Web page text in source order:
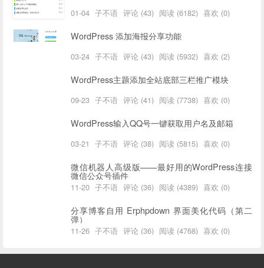
01-04 子不语 评论 (43) 阅读 (6182) 喜欢 (0)
WordPress 添加海报分享功能
03-24 子不语 评论 (43) 阅读 (5932) 喜欢 (2)
WordPress主题添加全站底部三栏推广模块
09-23 子不语 评论 (41) 阅读 (7738) 喜欢 (0)
WordPress输入QQ号一键获取用户名及邮箱
03-21 子不语 评论 (38) 阅读 (5815) 喜欢 (0)
微信机器人高级版——最好用的WordPress连接
微信公众号插件
11-20 子不语 评论 (36) 阅读 (4389) 喜欢 (0)
分享博客自用 Erphpdown 界面美化代码（第二
弹）
11-26 子不语 评论 (36) 阅读 (4768) 喜欢 (0)